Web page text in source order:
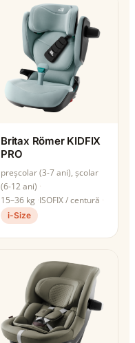
Britax Römer KIDFIX
PRO
preșcolar (3-7 ani), școlar
(6-12 ani)
15–36 kg ISOFIX / centură
i-Size